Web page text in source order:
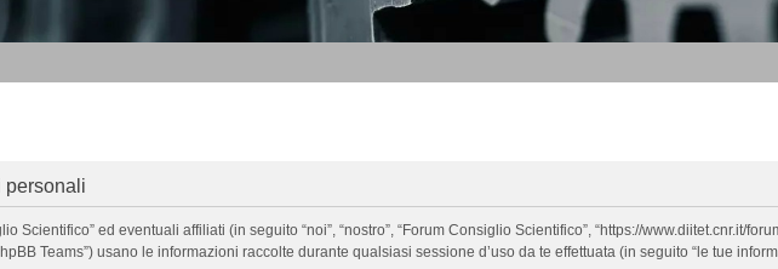
personali
ed eventuali affiliati (in seguito “noi”, “nostro”, “Forum Consiglio Scientifico”, “https://www.diitet.cnr.it/
Teams”) usano le informazioni raccolte durante qualsiasi sessione d’uso da te effettuata (in seguito “le tue